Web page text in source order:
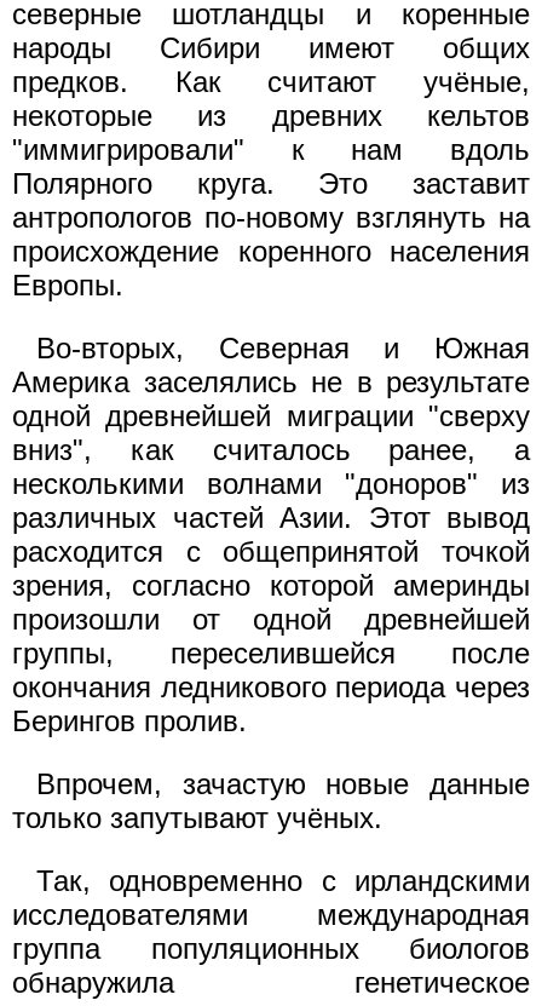
северные шотландцы и коренные
народы Сибири имеют общих
предков. Как считают учёные,
некоторые из древних кельтов
"иммигрировали" к нам вдоль
Полярного круга. Это заставит
антропологов по-новому взглянуть на
происхождение коренного населения
Европы.
Во-вторых, Северная и Южная
Америка заселялись не в результате
одной древнейшей миграции "сверху
вниз", как считалось ранее, а
несколькими волнами "доноров" из
различных частей Азии. Этот вывод
расходится с общепринятой точкой
зрения, согласно которой америнды
произошли от одной древнейшей
группы, переселившейся после
окончания ледникового периода через
Берингов пролив.
Впрочем, зачастую новые данные
только запутывают учёных.
Так, одновременно с ирландскими
исследователями международная
группа популяционных биологов
обнаружила генетическое